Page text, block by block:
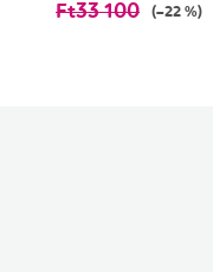
Ft33 100 (–22 %)